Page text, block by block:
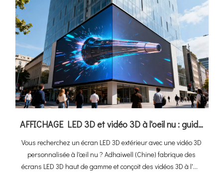
AFFICHAGE LED 3D et vidéo 3D à l'oeil nu : guide d'achat ultime + la meilleure solution en Chine
Vous recherchez un écran LED 3D extérieur avec une vidéo 3D
personnalisée à l'œil nu ? Adhaiwell (Chine) fabrique des
écrans LED 3D haut de gamme et conçoit des vidéos 3D à l'œil